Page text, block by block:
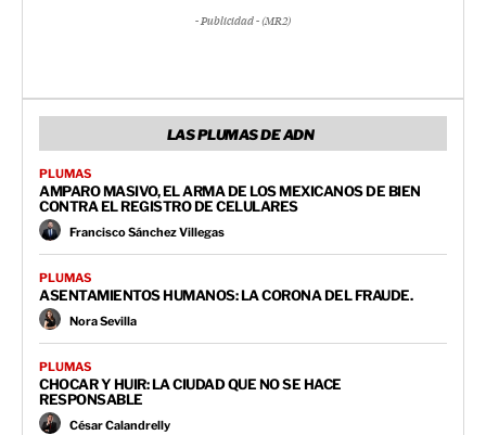
- Publicidad - (MR2)
LAS PLUMAS DE ADN
PLUMAS
AMPARO MASIVO, EL ARMA DE LOS MEXICANOS DE BIEN
CONTRA EL REGISTRO DE CELULARES
Francisco Sánchez Villegas
PLUMAS
ASENTAMIENTOS HUMANOS: LA CORONA DEL FRAUDE.
Nora Sevilla
PLUMAS
CHOCAR Y HUIR: LA CIUDAD QUE NO SE HACE
RESPONSABLE
César Calandrelly